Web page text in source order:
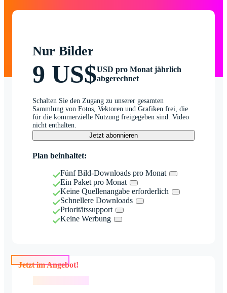
Nur Bilder
9 US$USD pro Monat jährlich
abgerechnet
Schalten Sie den Zugang zu unserer gesamten
Sammlung von Fotos, Vektoren und Grafiken frei, die
für die kommerzielle Nutzung freigegeben sind. Video
nicht enthalten.
Jetzt abonnieren
Plan beinhaltet:
Fünf Bild-Downloads pro Monat
Ein Paket pro Monat
Keine Quellenangabe erforderlich
Schnellere Downloads
Prioritätssupport
Keine Werbung
Jetzt im Angebot!